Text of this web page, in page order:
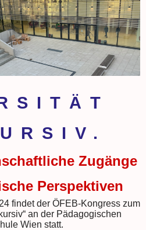
Zugänge
Perspektiven
findet der ÖFEB-Kongress zum
an der Pädagogischen
Wien statt.